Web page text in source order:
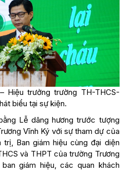
Hiệu trưởng trường TH-THCS-
biểu tại sự kiện.
Lễ dâng hương trước tượng
Vĩnh Ký với sự tham dự của
trị, Ban giám hiệu cùng đại diện
và THPT của trường Trương
giám hiệu, các quan khách